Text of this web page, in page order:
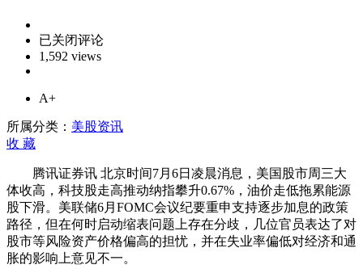
科
技
高
推
指
攀
升
0.67%
已关闭评论
1,592 views
A+
所属分类： 美股资讯
收 藏
腾讯证券讯 北京时间7月6日凌晨消息，美国股市周三大
体收高，科技股走高推动纳指攀升0.67%，油价走低拖累能源
股下滑。美联储6月FOMC会议纪要重申支持逐步加息的政策
路径，但在何时启动缩表问题上存在分歧，几位官员表达了对
股市等风险资产价格偏高的担忧，并在失业率偏低对经济和通
胀的影响上意见不一。